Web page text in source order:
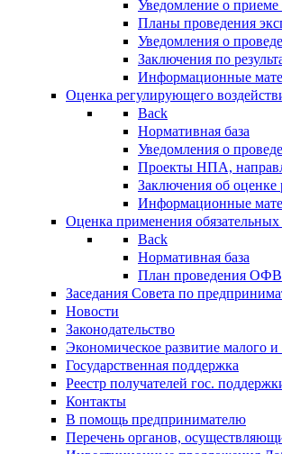
Уведомление о
Планы проведения
Уведомления о
Заключения по
Информационные
Оценка регулирующего
Back
Нормативная база
Уведомления о
Проекты НПА,
Заключения об
Информационные
Оценка применения
Back
Нормативная база
План проведения
Заседания Совета по
Новости
Законодательство
Экономическое развитие малого и
Государственная поддержка
Реестр получателей гос.
Контакты
В помощь предпринимателю
Перечень органов,